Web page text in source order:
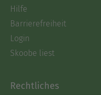
Hilfe
Barrierefreiheit
Login
Skoobe liest
Rechtliches